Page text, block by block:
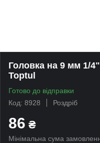
Головка на 9 мм 1/
Toptul
Готово до відправки
Код: 8928
Роздріб
86 ₴
Мінімальна сума